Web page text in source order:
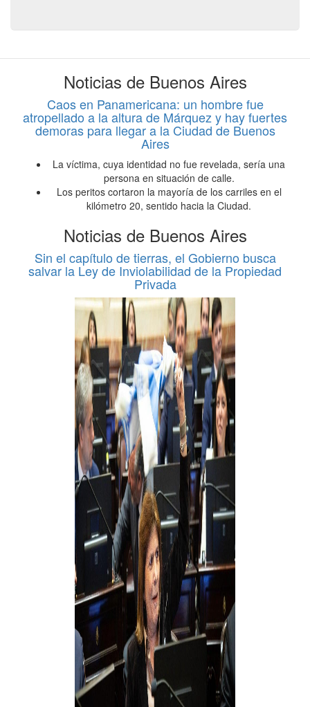
Noticias de Buenos Aires
Caos en Panamericana: un hombre fue
atropellado a la altura de Márquez y hay fuertes
demoras para llegar a la Ciudad de Buenos
Aires
La víctima, cuya identidad no fue revelada, sería una
persona en situación de calle.
Los peritos cortaron la mayoría de los carriles en el
kilómetro 20, sentido hacia la Ciudad.
Noticias de Buenos Aires
Sin el capítulo de tierras, el Gobierno busca
salvar la Ley de Inviolabilidad de la Propiedad
Privada